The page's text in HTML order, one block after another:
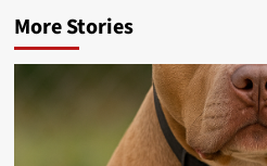
More Stories